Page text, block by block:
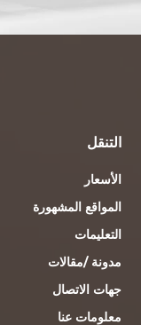
التنقل
الأسعار
المواقع المشهورة
التعليمات
مدونة /مقالات
جهات الاتصال
معلومات عنا